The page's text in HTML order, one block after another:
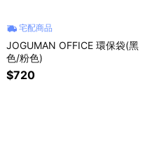
宅配商品
JOGUMAN OFFICE 環保袋(黑
色/粉色)
$720